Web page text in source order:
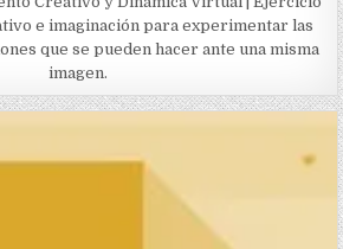
e imaginación para experimentar las
que se pueden hacer ante una misma
imagen.